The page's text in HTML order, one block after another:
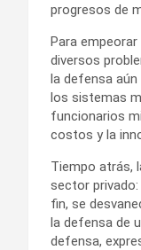
progresos de
Para
diversos
la defensa
los sistemas
funcionarios
costos y la
Tiempo atrás,
sector privado:
fin, se
la defensa de
defensa,